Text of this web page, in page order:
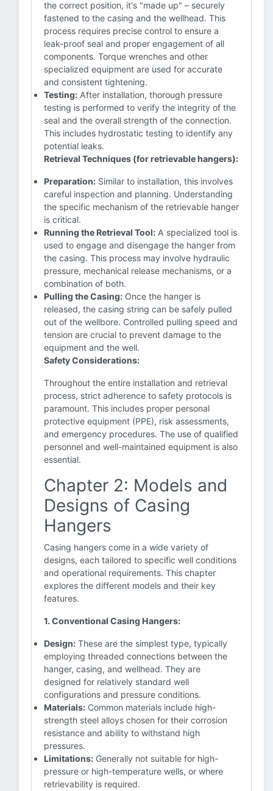
the correct position, it's "made up" – securely
fastened to the casing and the wellhead. This
process requires precise control to ensure a
leak-proof seal and proper engagement of all
components. Torque wrenches and other
specialized equipment are used for accurate
and consistent tightening.
Testing: After installation, thorough pressure
testing is performed to verify the integrity of the
seal and the overall strength of the connection.
This includes hydrostatic testing to identify any
potential leaks.
Retrieval Techniques (for retrievable hangers):
Preparation: Similar to installation, this involves
careful inspection and planning. Understanding
the specific mechanism of the retrievable hanger
is critical.
Running the Retrieval Tool: A specialized tool is
used to engage and disengage the hanger from
the casing. This process may involve hydraulic
pressure, mechanical release mechanisms, or a
combination of both.
Pulling the Casing: Once the hanger is
released, the casing string can be safely pulled
out of the wellbore. Controlled pulling speed and
tension are crucial to prevent damage to the
equipment and the well.
Safety Considerations:
Throughout the entire installation and retrieval
process, strict adherence to safety protocols is
paramount. This includes proper personal
protective equipment (PPE), risk assessments,
and emergency procedures. The use of qualified
personnel and well-maintained equipment is also
essential.
Chapter 2: Models and
Designs of Casing
Hangers
Casing hangers come in a wide variety of
designs, each tailored to specific well conditions
and operational requirements. This chapter
explores the different models and their key
features.
1. Conventional Casing Hangers:
Design: These are the simplest type, typically
employing threaded connections between the
hanger, casing, and wellhead. They are
designed for relatively standard well
configurations and pressure conditions.
Materials: Common materials include high-
strength steel alloys chosen for their corrosion
resistance and ability to withstand high
pressures.
Limitations: Generally not suitable for high-
pressure or high-temperature wells, or where
retrievability is required.